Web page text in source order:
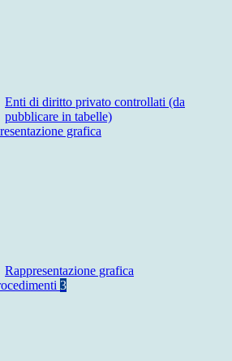
Enti di diritto privato controllati (da
pubblicare in tabelle)
grafica
Rappresentazione grafica
3